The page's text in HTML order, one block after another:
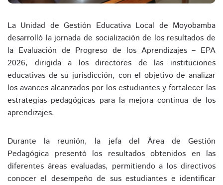
La Unidad de Gestión Educativa Local de Moyobamba
desarrolló la jornada de socialización de los resultados de
la Evaluación de Progreso de los Aprendizajes – EPA
2026, dirigida a los directores de las instituciones
educativas de su jurisdicción, con el objetivo de analizar
los avances alcanzados por los estudiantes y fortalecer las
estrategias pedagógicas para la mejora continua de los
aprendizajes.
Durante la reunión, la jefa del Área de Gestión
Pedagógica presentó los resultados obtenidos en las
diferentes áreas evaluadas, permitiendo a los directivos
conocer el desempeño de sus estudiantes e identificar